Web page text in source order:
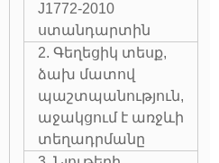
J1772-2010
ստանդարտին
2. Գեղեցիկ տեսք,
ձախ մատով
պաշտպանություն,
աջակցում է առջևի
տեղադրմանը